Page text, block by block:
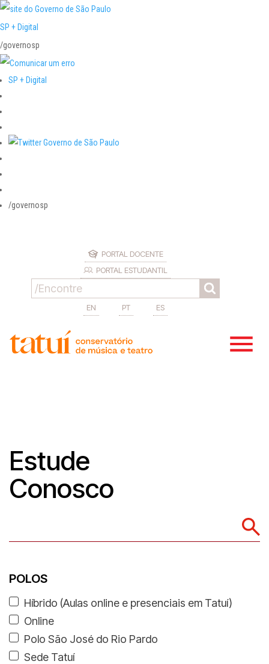
SP + Digital
/governosp
SP + Digital
/governosp
PORTAL DOCENTE
PORTAL ESTUDANTIL
EN PT ES
Estude
Conosco
POLOS
Híbrido (Aulas online e presenciais em Tatuí)
Online
Polo São José do Rio Pardo
Sede Tatuí